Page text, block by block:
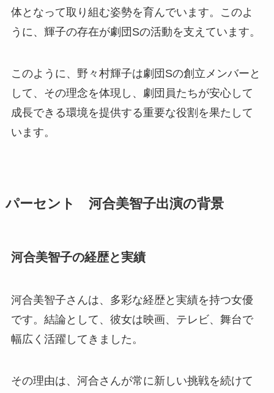
体となって取り組む姿勢を育んでいます。このよ
うに、輝子の存在が劇団Sの活動を支えています。
このように、野々村輝子は劇団Sの創立メンバーと
して、その理念を体現し、劇団員たちが安心して
成長できる環境を提供する重要な役割を果たして
います。
パーセント 河合美智子出演の背景
河合美智子の経歴と実績
河合美智子さんは、多彩な経歴と実績を持つ女優
です。結論として、彼女は映画、テレビ、舞台で
幅広く活躍してきました。
その理由は、河合さんが常に新しい挑戦を続けて